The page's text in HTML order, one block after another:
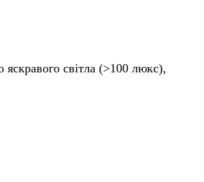
світла (>100 люкс),